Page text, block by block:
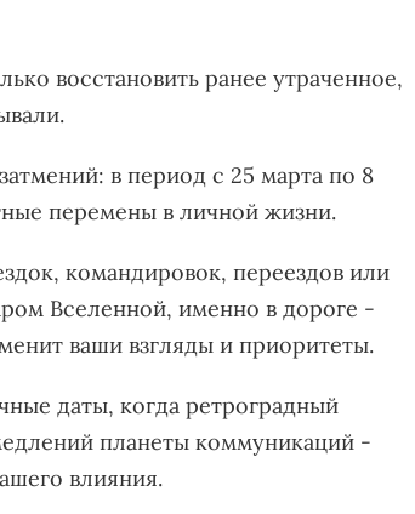
восстановить ранее утраченное,
в период с 25 марта по 8
перемены в личной жизни.
командировок, переездов или
Вселенной, именно в дороге -
ваши взгляды и приоритеты.
даты, когда ретроградный
планеты коммуникаций -
влияния.